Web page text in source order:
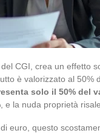
CGI, crea un effetto
è valorizzato al 50%
solo il 50% del
e la nuda proprietà
euro, questo